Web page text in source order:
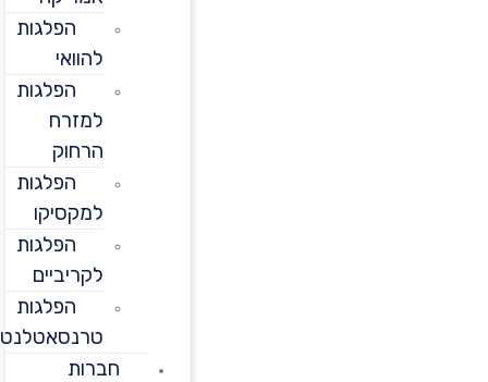
הפלגות
הפלגות
למזרח
הרחוק
הפלגות
למקסיקו
הפלגות
לקריביים
הפלגות
טרנסאטלנטיות
חברות